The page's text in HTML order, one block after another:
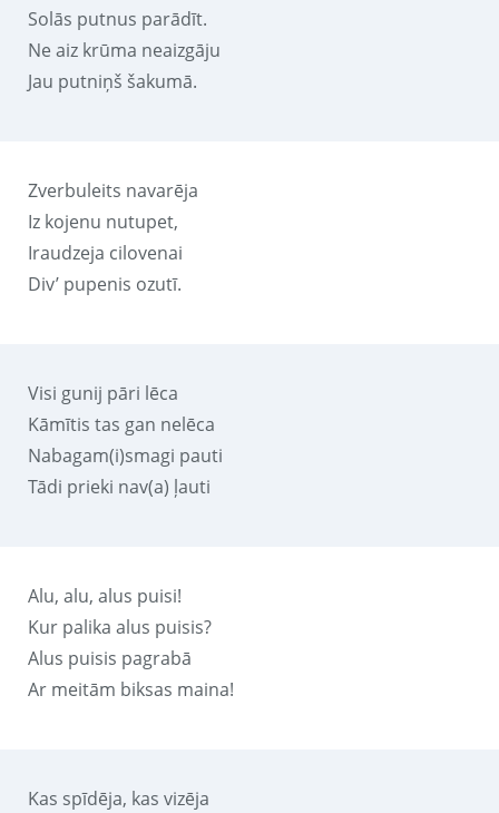
Solās putnus parādīt.
Ne aiz krūma neaizgāju
Jau putniņš šakumā.
Zverbuleits navarēja
Iz kojenu nutupet,
Iraudzeja cilovenai
Div’ pupenis ozutī.
Visi gunij pāri lēca
Kāmītis tas gan nelēca
Nabagam(i)smagi pauti
Tādi prieki nav(a) ļauti
Alu, alu, alus puisi!
Kur palika alus puisis?
Alus puisis pagrabā
Ar meitām biksas maina!
Kas spīdēja, kas vizēja